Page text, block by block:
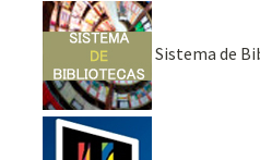
Sistema de